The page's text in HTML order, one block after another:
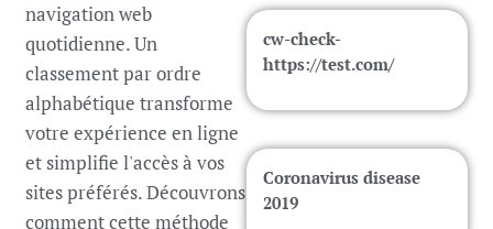
navigation web
quotidienne. Un
classement par ordre
alphabétique transforme
votre expérience en ligne
et simplifie l'accès à vos
sites préférés. Découvrons
comment cette méthode
cw-check-
https://test.com/
Coronavirus disease
2019